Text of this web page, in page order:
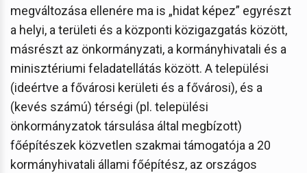
megváltozása ellenére ma is „hidat képez” egyrészt
a helyi, a területi és a központi közigazgatás között,
másrészt az önkormányzati, a kormányhivatali és a
minisztériumi feladatellátás között. A települési
(ideértve a fővárosi kerületi és a fővárosi), és a
(kevés számú) térségi (pl. települési
önkormányzatok társulása által megbízott)
főépítészek közvetlen szakmai támogatója a 20
kormányhivatali állami főépítész, az országos